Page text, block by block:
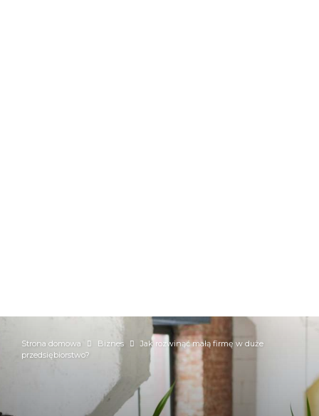
Strona domowa Biznes
Jak rozwinąć małą firmę w duże
przedsiębiorstwo?